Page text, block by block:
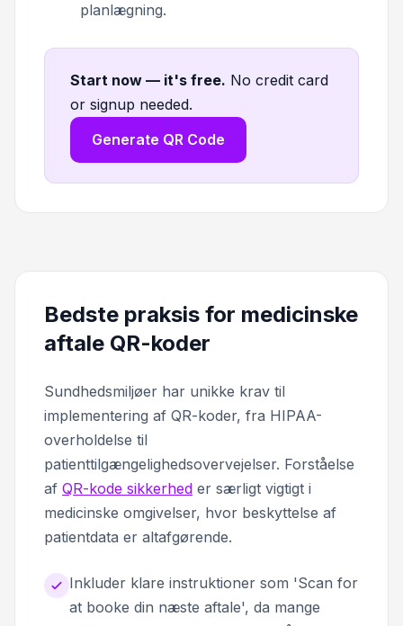
planlægning.
Start now — it's free. No credit card
or signup needed.
Generate QR Code
Bedste praksis for medicinske
aftale QR-koder
Sundhedsmiljøer har unikke krav til
implementering af QR-koder, fra HIPAA-
overholdelse til
patienttilgængelighedsovervejelser. Forståelse
af QR-kode sikkerhed er særligt vigtigt i
medicinske omgivelser, hvor beskyttelse af
patientdata er altafgørende.
Inkluder klare instruktioner som 'Scan for
at booke din næste aftale', da mange